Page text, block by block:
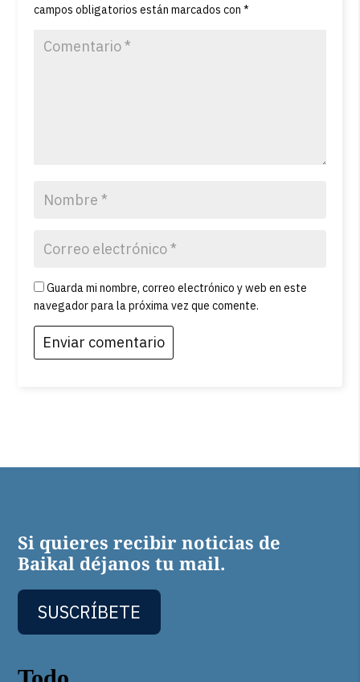
campos obligatorios están marcados con*
Guarda mi nombre, correo electrónico y web en este
navegador para la próxima vez que comente.
Si quieres recibir noticias de
Baikal déjanos tu mail.
SUSCRÍBETE